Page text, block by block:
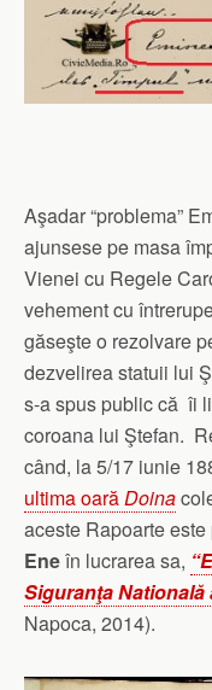
Aşadar “problema”
ajunsese pe masa
Vienei cu Regele
vehement cu
găseşte o rezolvare
dezvelirea statuii lui
s-a spus public că îi
coroana lui Ştefan.
când, la 5/17 iunie
ultima oarăDoina
aceste Rapoarte
Eneîn lucrarea sa,
Siguranţa Natională
Napoca, 2014).